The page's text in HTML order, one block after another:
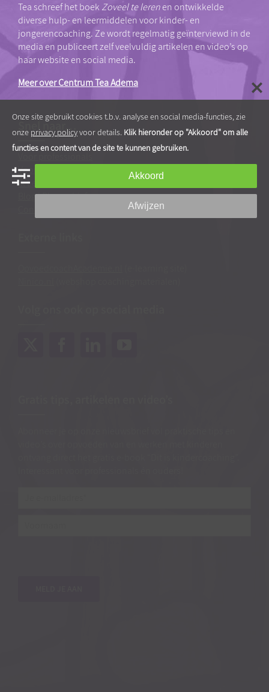
Tea schreef het boek Zoveel te lerenen ontwikkelde
diverse hulp- en leermiddelen voor kinder- en
jongerencoaching. Ze wordt regelmatig geïnterviewd in de
media en publiceert zelf veelvuldig artikelen en video’s op
haar website en social media.
Meer over Centrum Tea Adema
Snel naar…
Voor ouders
Ik Leer Leren®
Blog|Blogarchief
Onze site gebruikt cookies t.b.v. analyse en social media-functies, zie
onze privacy policyvoor details. Klik hieronder op "Akkoord" om alle
functies en content van de site te kunnen gebruiken.
Akkoord
Afwijzen